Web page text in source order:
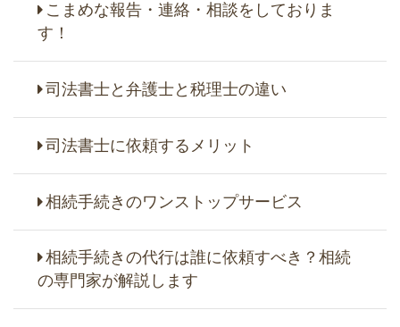
こまめな報告・連絡・相談をしておりま
す！
司法書士と弁護士と税理士の違い
司法書士に依頼するメリット
相続手続きのワンストップサービス
相続手続きの代行は誰に依頼すべき？相続
の専門家が解説します